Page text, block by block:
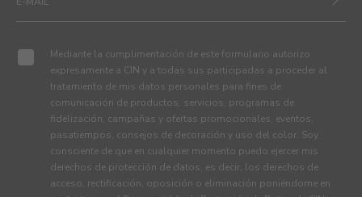
Mediante la cumplimentación de este formulario autorizo
expresamente a CIN y a todas sus participadas a proceder al
tratamiento de mis datos personales para fines de
comunicación de productos, servicios, programas de
fidelización, campañas y ofertas promocionales, eventos,
pasatiempos, consejos de decoración y uso del color. Soy
consciente de que en cualquier momento puedo ejercer mis
derechos de protección de datos, es decir, los derechos de
acceso, rectificación, oposición o eliminación poniéndome en